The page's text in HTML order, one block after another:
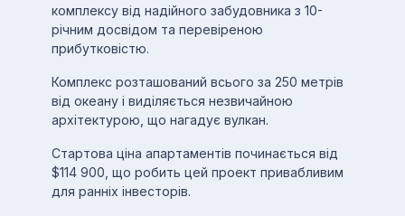
комплексу від надійного забудовника з 10-
річним досвідом та перевіреною
прибутковістю.
Комплекс розташований всього за 250 метрів
від океану і виділяється незвичайною
архітектурою, що нагадує вулкан.
Стартова ціна апартаментів починається від
$114 900, що робить цей проект привабливим
для ранніх інвесторів.